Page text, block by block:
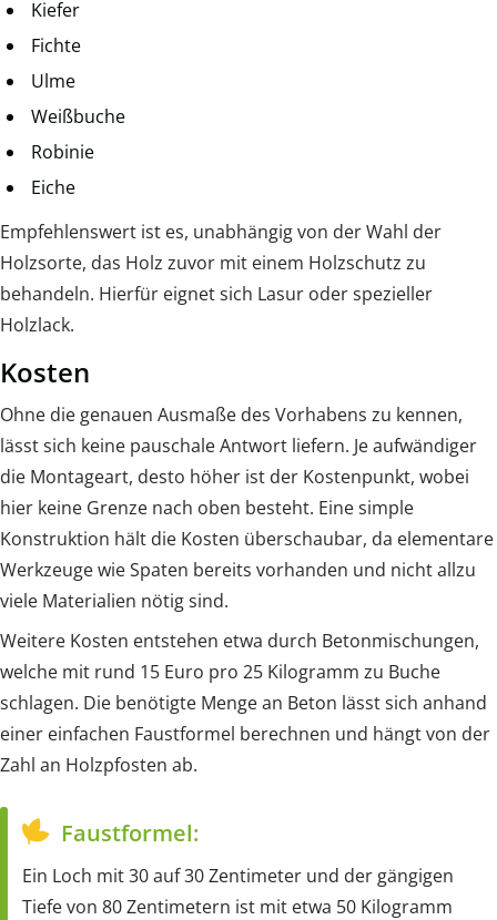
Kiefer
Fichte
Ulme
Weißbuche
Robinie
Eiche
Empfehlenswert ist es, unabhängig von der Wahl der
Holzsorte, das Holz zuvor mit einem Holzschutz zu
behandeln. Hierfür eignet sich Lasur oder spezieller
Holzlack.
Kosten
Ohne die genauen Ausmaße des Vorhabens zu kennen,
lässt sich keine pauschale Antwort liefern. Je aufwändiger
die Montageart, desto höher ist der Kostenpunkt, wobei
hier keine Grenze nach oben besteht. Eine simple
Konstruktion hält die Kosten überschaubar, da elementare
Werkzeuge wie Spaten bereits vorhanden und nicht allzu
viele Materialien nötig sind.
Weitere Kosten entstehen etwa durch Betonmischungen,
welche mit rund 15 Euro pro 25 Kilogramm zu Buche
schlagen. Die benötigte Menge an Beton lässt sich anhand
einer einfachen Faustformel berechnen und hängt von der
Zahl an Holzpfosten ab.
Faustformel:
Ein Loch mit 30 auf 30 Zentimeter und der gängigen
Tiefe von 80 Zentimetern ist mit etwa 50 Kilogramm